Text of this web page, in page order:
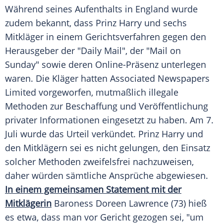
Während seines Aufenthalts in England wurde
zudem bekannt, dass Prinz Harry und sechs
Mitkläger in einem Gerichtsverfahren gegen den
Herausgeber der "Daily Mail", der "Mail on
Sunday" sowie deren Online-Präsenz unterlegen
waren. Die Kläger hatten Associated Newspapers
Limited vorgeworfen, mutmaßlich illegale
Methoden zur Beschaffung und Veröffentlichung
privater Informationen eingesetzt zu haben. Am 7.
Juli wurde das Urteil verkündet. Prinz Harry und
den Mitklägern sei es nicht gelungen, den Einsatz
solcher Methoden zweifelsfrei nachzuweisen,
daher würden sämtliche Ansprüche abgewiesen.
In einem gemeinsamen Statement mit der
Mitklägerin Baroness Doreen Lawrence (73) hieß
es etwa, dass man vor Gericht gezogen sei, "um